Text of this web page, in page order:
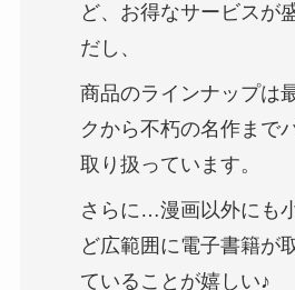
ど、お得なサービスが
だし、
商品のラインナップは
クから不朽の名作まで
取り扱っています。
さらに…漫画以外にも
ど広範囲に電子書籍が
ていることが嬉しい♪